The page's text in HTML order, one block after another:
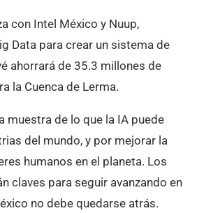
con Intel México y Nuup,
Data para crear un sistema de
ahorrará de 35.3 millones de
la Cuenca de Lerma.
muestra de lo que la IA puede
del mundo, y por mejorar la
humanos en el planeta. Los
claves para seguir avanzando en
no debe quedarse atrás.